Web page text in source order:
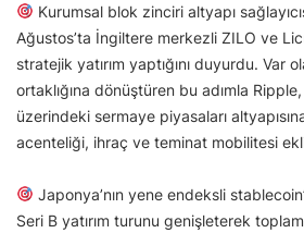
Kurumsal blok zinciri altyapı
Ağustos’ta İngiltere merkezli ZILO ve
stratejik yatırım yaptığını duyurdu. Var
ortaklığına dönüştüren bu adımla
üzerindeki sermaye piyasaları
acenteliği, ihraç ve teminat mobilitesi
Japonya’nın yene endeksli
Seri B yatırım turunu genişleterek